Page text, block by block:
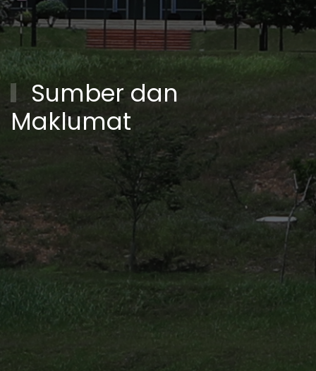
Sumber dan
Maklumat